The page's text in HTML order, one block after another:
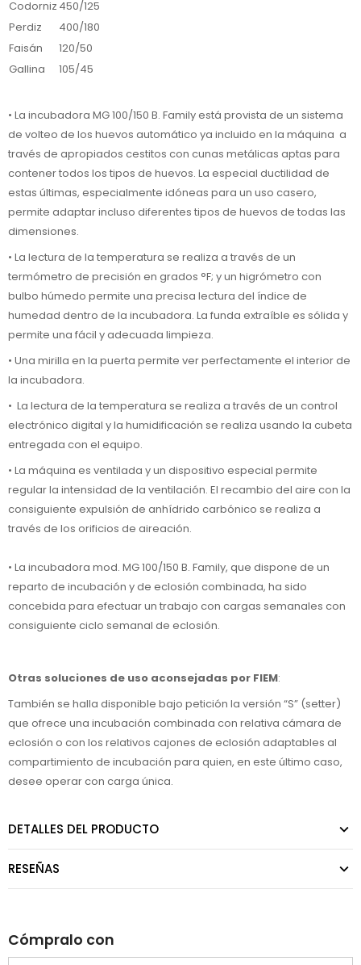
Codorniz 450/125
Perdiz
400/180
Faisán
120/50
Gallina
105/45
• La incubadora MG 100/150 B. Family está provista de un sistema
de volteo de los huevos automático ya incluido en la máquina a
través de apropiados cestitos con cunas metálicas aptas para
contener todos los tipos de huevos. La especial ductilidad de
estas últimas, especialmente idóneas para un uso casero,
permite adaptar incluso diferentes tipos de huevos de todas las
dimensiones.
• La lectura de la temperatura se realiza a través de un
termómetro de precisión en grados °F; y un higrómetro con
bulbo húmedo permite una precisa lectura del índice de
humedad dentro de la incubadora. La funda extraíble es sólida y
permite una fácil y adecuada limpieza.
• Una mirilla en la puerta permite ver perfectamente el interior de
la incubadora.
• La lectura de la temperatura se realiza a través de un control
electrónico digital y la humidificación se realiza usando la cubeta
entregada con el equipo.
• La máquina es ventilada y un dispositivo especial permite
regular la intensidad de la ventilación. El recambio del aire con la
consiguiente expulsión de anhídrido carbónico se realiza a
través de los orificios de aireación.
• La incubadora mod. MG 100/150 B. Family, que dispone de un
reparto de incubación y de eclosión combinada, ha sido
concebida para efectuar un trabajo con cargas semanales con
consiguiente ciclo semanal de eclosión.
Otras soluciones de uso aconsejadas por FIEM:
También se halla disponible bajo petición la versión “S” (setter)
que ofrece una incubación combinada con relativa cámara de
eclosión o con los relativos cajones de eclosión adaptables al
compartimiento de incubación para quien, en este último caso,
desee operar con carga única.
DETALLES DEL PRODUCTO
RESEÑAS
Cómpralo con